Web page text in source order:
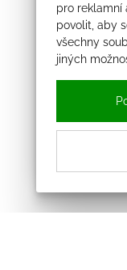
pro reklamní
povolit, aby
všechny
jiných